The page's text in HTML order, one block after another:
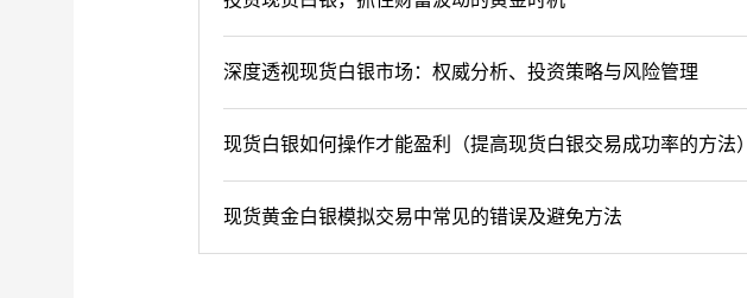
深度透视现货白银市场：权威分析、投资策略与风险管理
现货白银如何操作才能盈利（提高现货白银交易成功率的方法）
现货黄金白银模拟交易中常见的错误及避免方法